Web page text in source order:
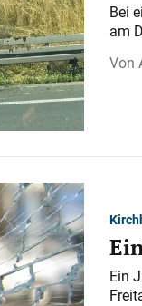
Bei
am
Ein